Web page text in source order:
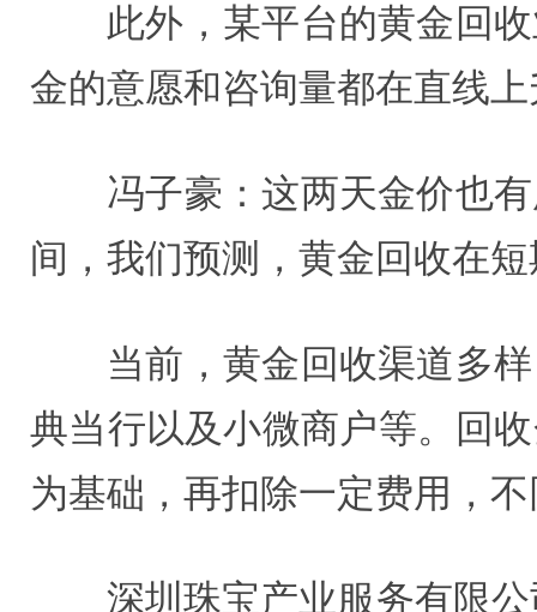
此外，某平台的黄金回
金的意愿和咨询量都在直线
冯子豪：这两天金价也
间，我们预测，黄金回收在
当前，黄金回收渠道多
典当行以及小微商户等。回
为基础，再扣除一定费用，
深圳珠宝产业服务有限